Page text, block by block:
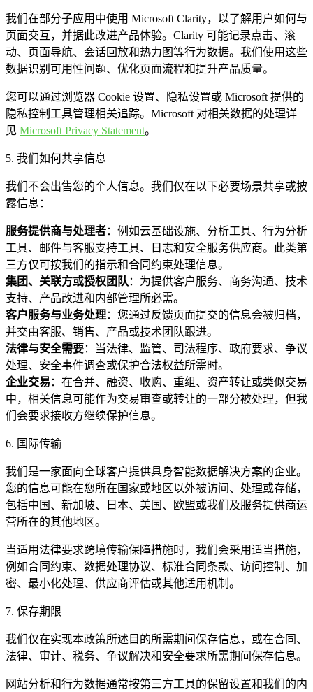
我们在部分子应用中使用 Microsoft Clarity，以了解用户如何与
页面交互，并据此改进产品体验。Clarity 可能记录点击、滚
动、页面导航、会话回放和热力图等行为数据。我们使用这些
数据识别可用性问题、优化页面流程和提升产品质量。
您可以通过浏览器 Cookie 设置、隐私设置或 Microsoft 提供的
隐私控制工具管理相关追踪。Microsoft 对相关数据的处理详
见 Microsoft Privacy Statement。
5. 我们如何共享信息
我们不会出售您的个人信息。我们仅在以下必要场景共享或披
露信息：
服务提供商与处理者：例如云基础设施、分析工具、行为分析
工具、邮件与客服支持工具、日志和安全服务供应商。此类第
三方仅可按我们的指示和合同约束处理信息。
集团、关联方或授权团队 ：为提供客户服务、商务沟通、技术
支持、产品改进和内部管理所必需。
客户服务与业务处理：您通过反馈页面提交的信息会被归档，
并交由客服、销售、产品或技术团队跟进。
法律与安全需要：当法律、监管、司法程序、政府要求、争议
处理、安全事件调查或保护合法权益所需时。
企业交易 ：在合并、融资、收购、重组、资产转让或类似交易
中，相关信息可能作为交易审查或转让的一部分被处理，但我
们会要求接收方继续保护信息。
6. 国际传输
我们是一家面向全球客户提供具身智能数据解决方案的企业。
您的信息可能在您所在国家或地区以外被访问、处理或存储，
包括中国、新加坡、日本、美国、欧盟或我们及服务提供商运
营所在的其他地区。
当适用法律要求跨境传输保障措施时，我们会采用适当措施，
例如合同约束、数据处理协议、标准合同条款、访问控制、加
密、最小化处理、供应商评估或其他适用机制。
7. 保存期限
我们仅在实现本政策所述目的所需期间保存信息，或在合同、
法律、审计、税务、争议解决和安全要求所需期间保存信息。
网站分析和行为数据通常按第三方工具的保留设置和我们的内